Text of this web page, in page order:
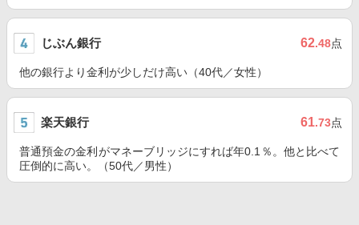
じぶん銀行 62.48点
他の銀行より金利が少しだけ高い（40代／女性）
楽天銀行 61.73点
普通預金の金利がマネーブリッジにすれば年0.1％。他と比べて
圧倒的に高い。（50代／男性）